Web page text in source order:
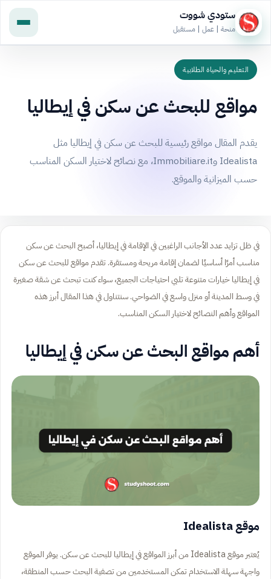
ستودي شووت
منحة | عمل | مستقبل
التعليم والحياة الطلابية
مواقع للبحث عن سكن في إيطاليا
يقدم المقال مواقع رئيسية للبحث عن سكن في إيطاليا مثل
Idealista وImmobiliare.it، مع نصائح لاختيار السكن المناسب
حسب الميزانية والموقع.
في ظل تزايد عدد الأجانب الراغبين في الإقامة في إيطاليا، أصبح البحث عن سكن
مناسب أمرًا أساسيًا لضمان إقامة مريحة ومستقرة. تقدم مواقع للبحث عن سكن
في إيطاليا خيارات متنوعة تلبي احتياجات الجميع، سواء كنت تبحث عن شقة صغيرة
في وسط المدينة أو منزل واسع في الضواحي. سنتناول في هذا المقال أبرز هذه
المواقع وأهم النصائح لاختيار السكن المناسب.
أهم مواقع البحث عن سكن في إيطاليا
موقع Idealista
يُعتبر موقع Idealista من أبرز المواقع في إيطاليا للبحث عن سكن. يوفر الموقع
واجهة سهلة الاستخدام تمكن المستخدمين من تصفية البحث حسب المنطقة،